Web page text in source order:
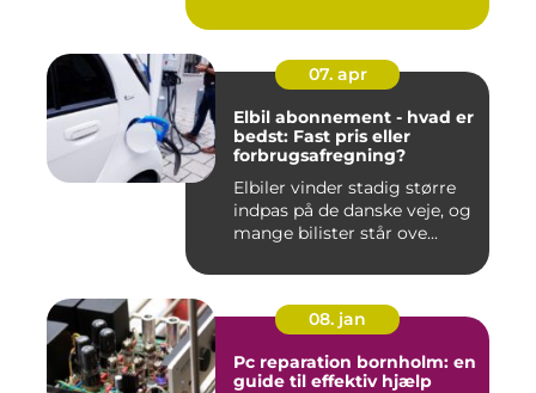
07. apr
Elbil abonnement - hvad er
bedst: Fast pris eller
forbrugsafregning?
Elbiler vinder stadig større
indpas på de danske veje, og
mange bilister står ove...
08. jan
Pc reparation bornholm: en
guide til effektiv hjælp